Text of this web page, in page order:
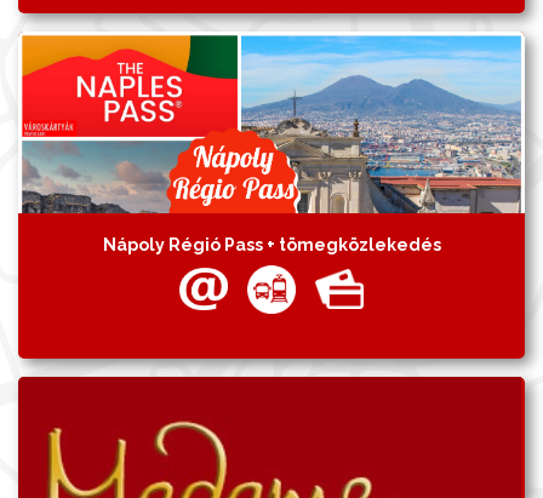
Nápoly Régió Pass + tömegközlekedés